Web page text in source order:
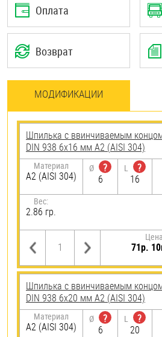
Оплата
Возврат
МОДИФИКАЦИИ
Шпилька c ввинчиваемым
DIN 938 6х16 мм А2 (AISI 304)
Материал
А2 (AISI 304)
Ø
?
6
L
?
16
Вес:
2.86 гр.
71р.
Шпилька c ввинчиваемым
DIN 938 6х20 мм А2 (AISI 304)
Материал
А2 (AISI 304)
Ø
?
6
L
?
20